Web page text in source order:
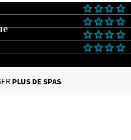
PLUS DE SPAS